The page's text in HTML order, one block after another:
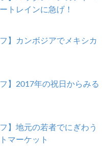
トレインに急げ！
】カンボジアでメキシカ
】2017年の祝日からみる
】地元の若者でにぎわう
マーケット